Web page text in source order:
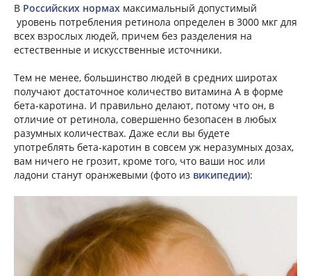
В Российских нормах максимальный допустимый
уровень потребления ретинола определен в 3000 мкг для
всех взрослых людей, причем без разделения на
естественные и искусственные источники.
Тем не менее, большинство людей в средних широтах
получают достаточное количество витамина A в форме
бета-каротина. И правильно делают, потому что он, в
отличие от ретинола, совершенно безопасен в любых
разумных количествах. Даже если вы будете
употреблять бета-каротин в совсем уж неразумных дозах,
вам ничего не грозит, кроме того, что ваши нос или
ладони станут оранжевыми (фото из википедии):